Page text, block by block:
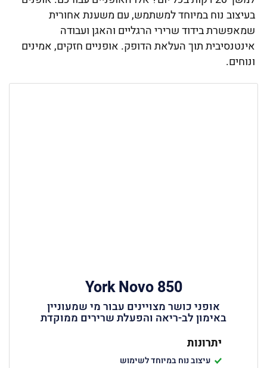
בעיצוב נוח במיוחד למשתמש, עם משענת אחורית
שמאפשרת בידוד שרירי הרגליים והאגן ועבודה
אינטנסיבית תוך העלאת הדופק. אופניים חזקים, אמינים
ונוחים.
York Novo 850
אופני כושר מצויינים עבור מי שמעוניין
באימון לב-ריאה והפעלת שרירים ממוקדת
יתרונות
עיצוב נוח במיוחד לשימוש